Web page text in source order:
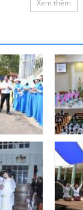
Xem thêm